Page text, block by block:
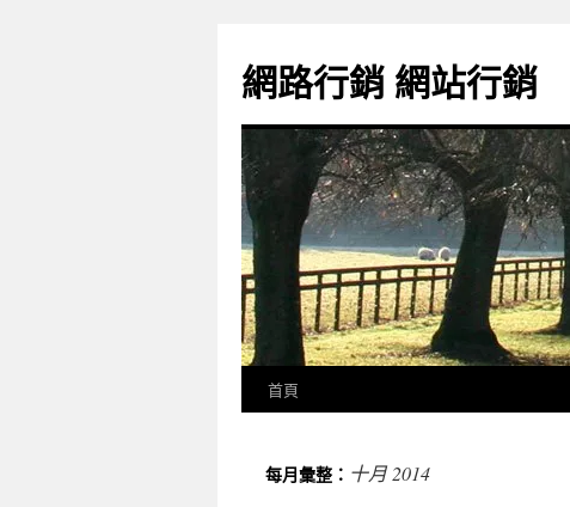
網路行銷 網站行銷
首頁
每月彙整： 十月 2014